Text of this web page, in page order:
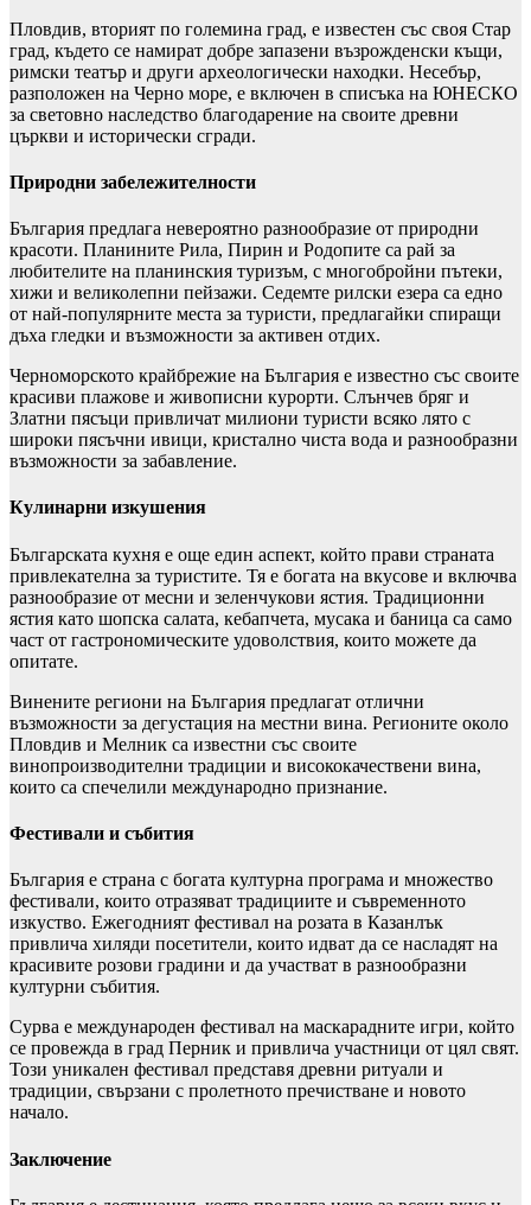
Пловдив, вторият по големина град, е известен със своя Стар
град, където се намират добре запазени възрожденски къщи,
римски театър и други археологически находки. Несебър,
разположен на Черно море, е включен в списъка на ЮНЕСКО
за световно наследство благодарение на своите древни
църкви и исторически сгради.
Природни забележителности
България предлага невероятно разнообразие от природни
красоти. Планините Рила, Пирин и Родопите са рай за
любителите на планинския туризъм, с многобройни пътеки,
хижи и великолепни пейзажи. Седемте рилски езера са едно
от най-популярните места за туристи, предлагайки спиращи
дъха гледки и възможности за активен отдих.
Черноморското крайбрежие на България е известно със своите
красиви плажове и живописни курорти. Слънчев бряг и
Златни пясъци привличат милиони туристи всяко лято с
широки пясъчни ивици, кристално чиста вода и разнообразни
възможности за забавление.
Кулинарни изкушения
Българската кухня е още един аспект, който прави страната
привлекателна за туристите. Тя е богата на вкусове и включва
разнообразие от месни и зеленчукови ястия. Традиционни
ястия като шопска салата, кебапчета, мусака и баница са само
част от гастрономическите удоволствия, които можете да
опитате.
Винените региони на България предлагат отлични
възможности за дегустация на местни вина. Регионите около
Пловдив и Мелник са известни със своите
винопроизводителни традиции и висококачествени вина,
които са спечелили международно признание.
Фестивали и събития
България е страна с богата културна програма и множество
фестивали, които отразяват традициите и съвременното
изкуство. Ежегодният фестивал на розата в Казанлък
привлича хиляди посетители, които идват да се насладят на
красивите розови градини и да участват в разнообразни
културни събития.
Сурва е международен фестивал на маскарадните игри, който
се провежда в град Перник и привлича участници от цял свят.
Този уникален фестивал представя древни ритуали и
традиции, свързани с пролетното пречистване и новото
начало.
Заключение